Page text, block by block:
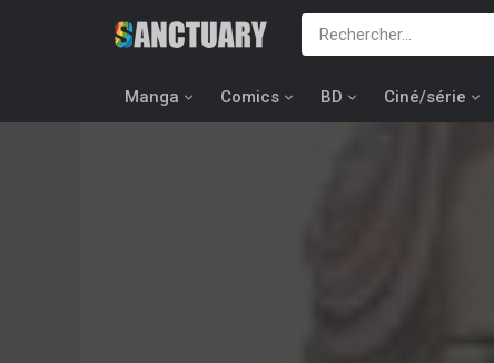
Manga Comics BD Ciné/série